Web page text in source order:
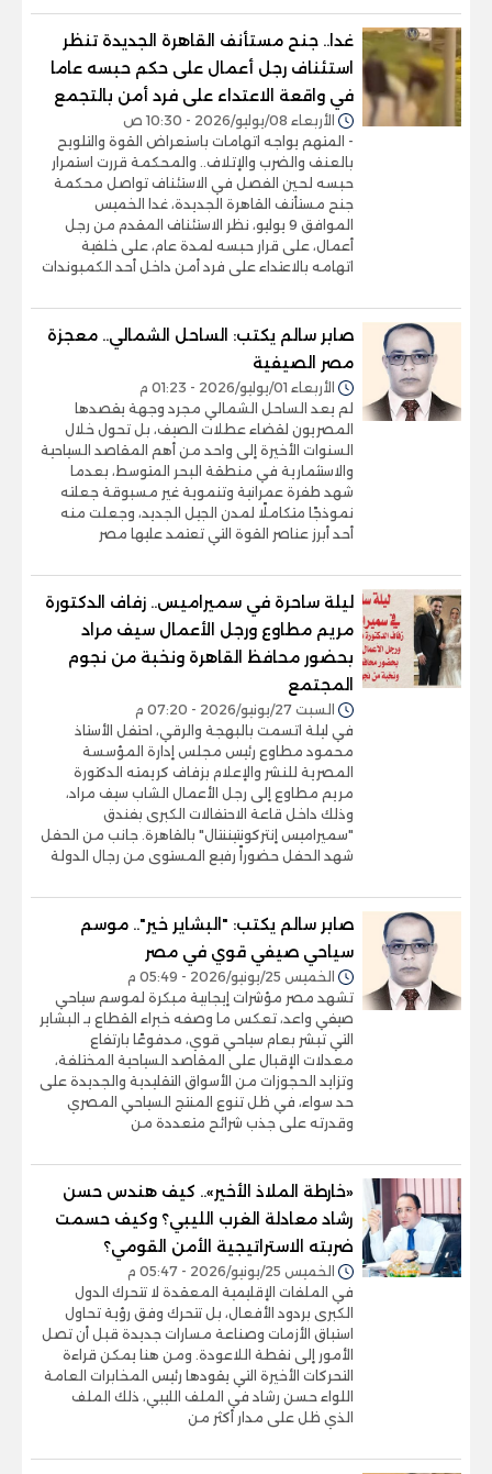
غدا.. جنح مستأنف القاهرة الجديدة تنظر
استئناف رجل أعمال على حكم حبسه عاما
في واقعة الاعتداء على فرد أمن بالتجمع
الأربعاء 08/يوليو/2026 - 10:30 ص
- المتهم يواجه اتهامات باستعراض القوة والتلويح
بالعنف والضرب والإتلاف.. والمحكمة قررت استمرار
حبسه لحين الفصل في الاستئناف تواصل محكمة
جنح مستأنف القاهرة الجديدة، غدا الخميس
الموافق 9 يوليو، نظر الاستئناف المقدم من رجل
أعمال، على قرار حبسه لمدة عام، على خلفية
اتهامه بالاعتداء على فرد أمن داخل أحد الكمبوندات
صابر سالم يكتب: الساحل الشمالي.. معجزة
مصر الصيفية
الأربعاء 01/يوليو/2026 - 01:23 م
لم يعد الساحل الشمالي مجرد وجهة يقصدها
المصريون لقضاء عطلات الصيف، بل تحول خلال
السنوات الأخيرة إلى واحد من أهم المقاصد السياحية
والاستثمارية في منطقة البحر المتوسط، بعدما
شهد طفرة عمرانية وتنموية غير مسبوقة جعلته
نموذجًا متكاملًا لمدن الجيل الجديد، وجعلت منه
أحد أبرز عناصر القوة التي تعتمد عليها مصر
ليلة ساحرة في سميراميس.. زفاف الدكتورة
مريم مطاوع ورجل الأعمال سيف مراد
بحضور محافظ القاهرة ونخبة من نجوم
المجتمع
السبت 27/يونيو/2026 - 07:20 م
في ليلة اتسمت بالبهجة والرقي، احتفل الأستاذ
محمود مطاوع رئيس مجلس إدارة المؤسسة
المصرية للنشر والإعلام بزفاف كريمته الدكتورة
مريم مطاوع إلى رجل الأعمال الشاب سيف مراد،
وذلك داخل قاعة الاحتفالات الكبرى بفندق
"سميراميس إنتركونتيننتال" بالقاهرة. جانب من الحفل
شهد الحفل حضوراً رفيع المستوى من رجال الدولة
صابر سالم يكتب: "البشاير خير".. موسم
سياحي صيفي قوي في مصر
الخميس 25/يونيو/2026 - 05:49 م
تشهد مصر مؤشرات إيجابية مبكرة لموسم سياحي
صيفي واعد، تعكس ما وصفه خبراء القطاع بـ البشاير
التي تبشر بعام سياحي قوي، مدفوعًا بارتفاع
معدلات الإقبال على المقاصد السياحية المختلفة،
وتزايد الحجوزات من الأسواق التقليدية والجديدة على
حد سواء، في ظل تنوع المنتج السياحي المصري
وقدرته على جذب شرائح متعددة من
«خارطة الملاذ الأخير».. كيف هندس حسن
رشاد معادلة الغرب الليبي؟ وكيف حسمت
ضربته الاستراتيجية الأمن القومي؟
الخميس 25/يونيو/2026 - 05:47 م
في الملفات الإقليمية المعقدة لا تتحرك الدول
الكبرى بردود الأفعال، بل تتحرك وفق رؤية تحاول
استباق الأزمات وصناعة مسارات جديدة قبل أن تصل
الأمور إلى نقطة اللاعودة. ومن هنا يمكن قراءة
التحركات الأخيرة التي يقودها رئيس المخابرات العامة
اللواء حسن رشاد في الملف الليبي، ذلك الملف
الذي ظل على مدار أكثر من